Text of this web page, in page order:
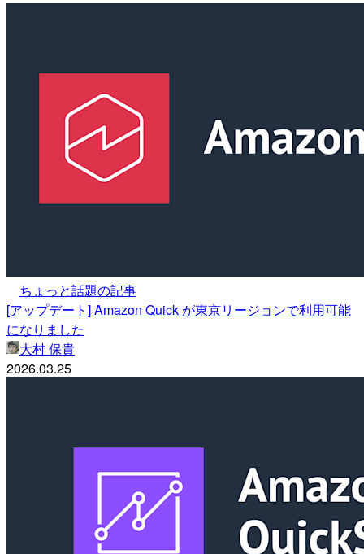
ちょっと話題の記事
[アップデート] Amazon Quick が東京リージョンで利用可能
になりました
大村 保貴
2026.03.25